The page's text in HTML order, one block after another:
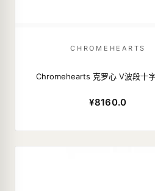
CHROMEHEARTS
Chromehearts 克罗心 V波段十
¥8160.0